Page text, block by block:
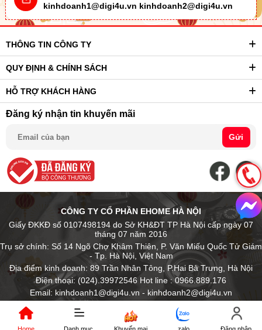
kinhdoanh1@digi4u.vn kinhdoanh2@digi4u.vn
THÔNG TIN CÔNG TY
QUY ĐỊNH & CHÍNH SÁCH
HỖ TRỢ KHÁCH HÀNG
Đăng ký nhận tin khuyến mãi
Gửi
CÔNG TY CỔ PHẦN EHOME HÀ NỘI
Giấy ĐKKĐ số 0107498194 do Sở KH&ĐT TP Hà Nội cấp ngày 07
tháng 07 năm 2016
Trụ sở chính: Số 14 Ngõ Chợ Khâm Thiên, P. Văn Miếu Quốc Tử Giám
- Tp. Hà Nội, Việt Nam
Địa điểm kinh doanh: 89 Trần Nhân Tông, P.Hai Bà Trưng, Hà Nội
Điện thoại: (024).39972546 Hot line : 0966.889.176
Email: kinhdoanh1@digi4u.vn - kinhdoanh2@digi4u.vn